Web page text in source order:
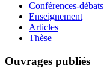
Conférences-débats
Enseignement
Articles
Thèse
Ouvrages publiés